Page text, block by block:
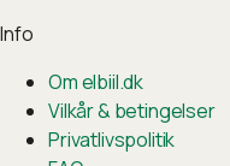
Info
Om elbiil.dk
Vilkår & betingelser
Privatlivspolitik